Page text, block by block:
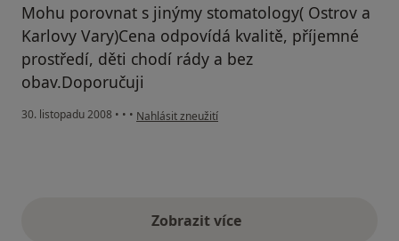
Mohu porovnat s jinýmy stomatology( Ostrov a
Karlovy Vary)Cena odpovídá kvalitě, příjemné
prostředí, děti chodí rády a bez
obav.Doporučuji
30. listopadu 2008 • • • podle názoru uživatele AF
Nahlásit zneužití
Zobrazit vícevýše uvedené názory